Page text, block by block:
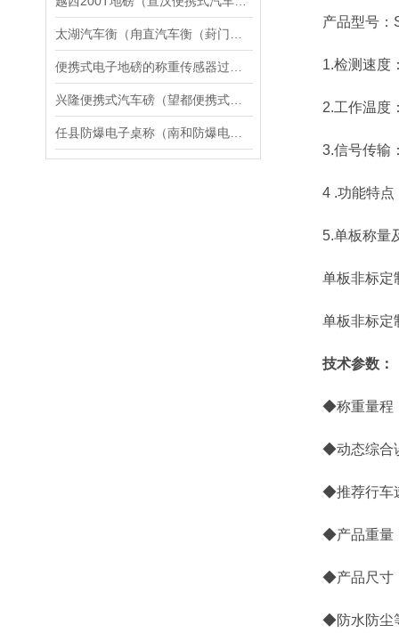
产品型号：
1.检测速度：
2.工作温度
3.信号传输：
4 .功能特点：
5.单板称量及
单板非标定
单板非标定制
技术参数：
◆称重量程：
◆动态综合误
◆推荐行车速
◆产品重量：
◆产品尺寸：
◆防水防尘等